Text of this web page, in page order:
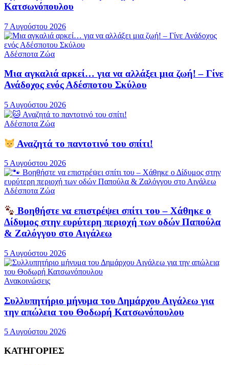
Κατσωνόπουλου
7 Αυγούστου 2026
Αδέσποτα Ζώα
Μια αγκαλιά αρκεί… για να αλλάξει μια ζωή! – Γίνε
Ανάδοχος ενός Αδέσποτου Σκύλου
5 Αυγούστου 2026
Αδέσποτα Ζώα
Αναζητά το παντοτινό του σπίτι!
5 Αυγούστου 2026
Αδέσποτα Ζώα
Βοηθήστε να επιστρέψει σπίτι του – Χάθηκε ο
Δίδυμος στην ευρύτερη περιοχή των οδών Παπούλα
& Ζαλόγγου στο Αιγάλεω
5 Αυγούστου 2026
Ανακοινώσεις
Συλλυπητήριο μήνυμα του Δημάρχου Αιγάλεω για
την απώλεια του Θοδωρή Κατσωνόπουλου
5 Αυγούστου 2026
ΚΑΤΗΓΟΡΙΕΣ